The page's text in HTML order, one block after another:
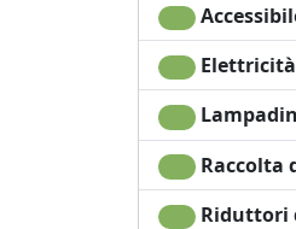
Elettricità
Raccolta
Riduttori